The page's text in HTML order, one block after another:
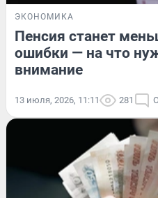
ЭКОНОМИКА
Пенсия станет
ошибки — на что
внимание
13 июля, 2026, 11:11 281